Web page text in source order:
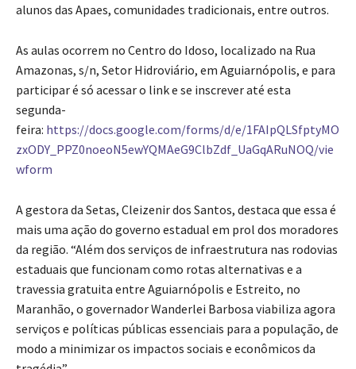
alunos das Apaes, comunidades tradicionais, entre outros.
As aulas ocorrem no Centro do Idoso, localizado na Rua
Amazonas, s/n, Setor Hidroviário, em Aguiarnópolis, e para
participar é só acessar o link e se inscrever até esta
segunda-
feira: https://docs.google.com/forms/d/e/1FAIpQLSfptyMO
zxODY_PPZ0noeoN5ewYQMAeG9ClbZdf_UaGqARuNOQ/vie
wform
A gestora da Setas, Cleizenir dos Santos, destaca que essa é
mais uma ação do governo estadual em prol dos moradores
da região. “Além dos serviços de infraestrutura nas rodovias
estaduais que funcionam como rotas alternativas e a
travessia gratuita entre Aguiarnópolis e Estreito, no
Maranhão, o governador Wanderlei Barbosa viabiliza agora
serviços e políticas públicas essenciais para a população, de
modo a minimizar os impactos sociais e econômicos da